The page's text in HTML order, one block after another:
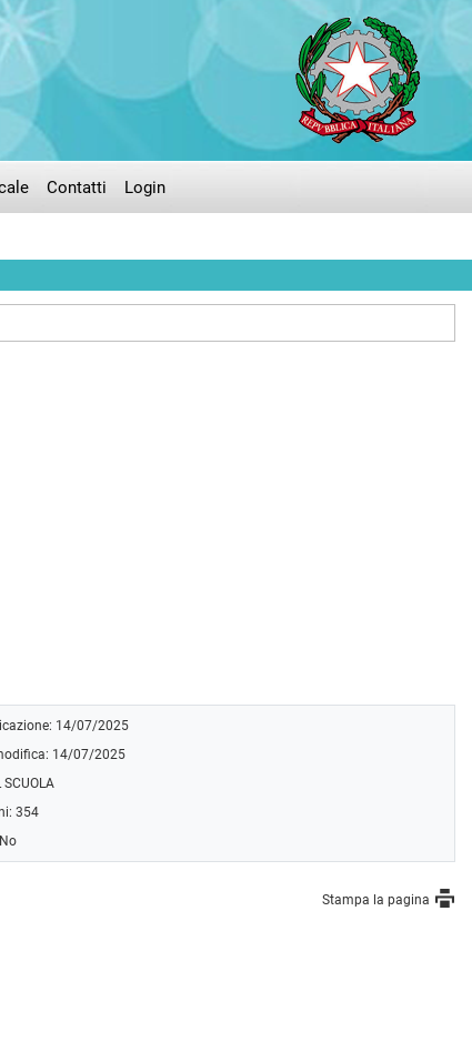
Contatti Login
14/07/2025
14/07/2025
SCUOLA
354
Stampa la pagina